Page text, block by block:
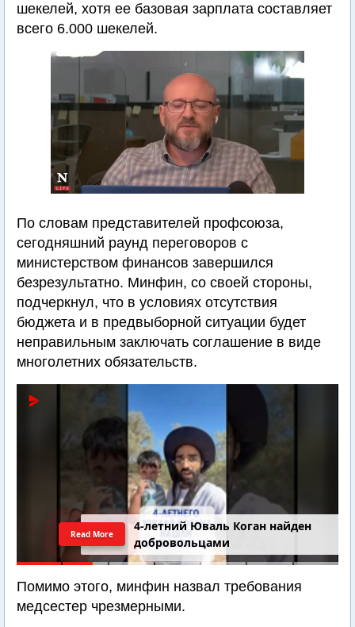
шекелей, хотя ее базовая зарплата составляет
всего 6.000 шекелей.
По словам представителей профсоюза,
сегодняшний раунд переговоров с
министерством финансов завершился
безрезультатно. Минфин, со своей стороны,
подчеркнул, что в условиях отсутствия
бюджета и в предвыборной ситуации будет
неправильным заключать соглашение в виде
многолетних обязательств.
4-летний Юваль Коган найден
добровольцами
Read More
Помимо этого, минфин назвал требования
медсестер чрезмерными.